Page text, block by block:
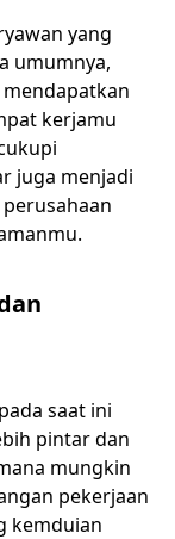
yang
umumnya,
kerjamu
juga menjadi
saat ini
pintar dan
mungkin
pekerjaan
kemduian